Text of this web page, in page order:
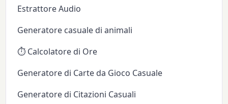
Estrattore Audio
Generatore casuale di animali
⏱️ Calcolatore di Ore
Generatore di Carte da Gioco Casuale
Generatore di Citazioni Casuali